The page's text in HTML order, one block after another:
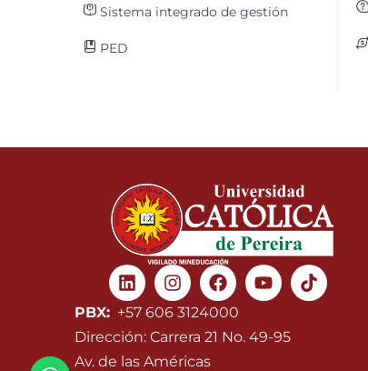
Sistema integrado de gestión
PED
LinkedinInstagram
Facebook
Youtube
PBX: +57 606 3124000
Dirección: Carrera 21 No. 49-95
Av. de las Américas